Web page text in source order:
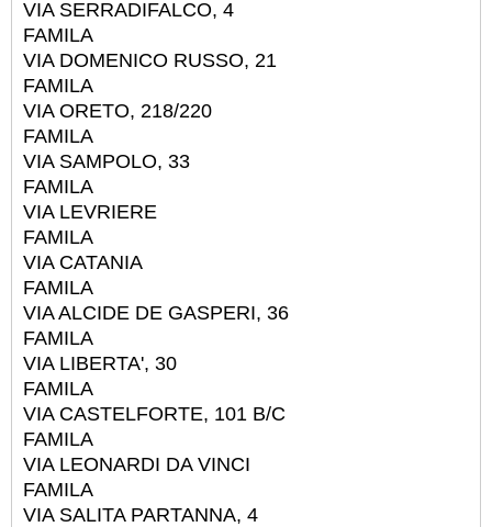
VIA SERRADIFALCO, 4
FAMILA
VIA DOMENICO RUSSO, 21
FAMILA
VIA ORETO, 218/220
FAMILA
VIA SAMPOLO, 33
FAMILA
VIA LEVRIERE
FAMILA
VIA CATANIA
FAMILA
VIA ALCIDE DE GASPERI, 36
FAMILA
VIA LIBERTA', 30
FAMILA
VIA CASTELFORTE, 101 B/C
FAMILA
VIA LEONARDI DA VINCI
FAMILA
VIA SALITA PARTANNA, 4